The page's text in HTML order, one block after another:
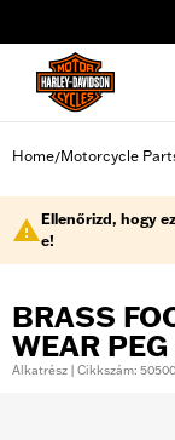
Home/Motorcycle
Ellenőrizd, hogy
e!
BRASS
WEAR
Alkatrész | Cikkszám: